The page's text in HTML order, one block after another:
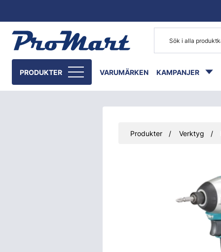
PRODUKTER VARUMÄRKEN KAMPANJER
Produkter Verktyg